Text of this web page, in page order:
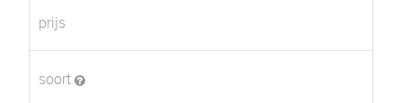
prijs
soort